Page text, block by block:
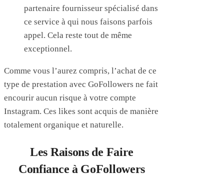
partenaire fournisseur spécialisé dans
ce service à qui nous faisons parfois
appel. Cela reste tout de même
exceptionnel.
Comme vous l’aurez compris, l’achat de ce
type de prestation avec GoFollowers ne fait
encourir aucun risque à votre compte
Instagram. Ces likes sont acquis de manière
totalement organique et naturelle.
Les Raisons de Faire
Confiance à GoFollowers